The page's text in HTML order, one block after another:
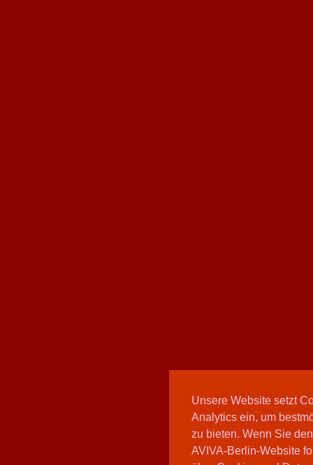
Unsere Website setzt
Analytics ein, um
zu bieten. Wenn Sie
AVIVA-Berlin-Website